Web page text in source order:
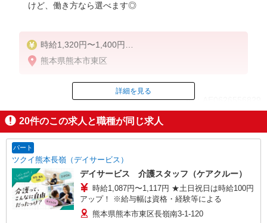
けど、働き方なら選べます◎
時給1,320円〜1,400円
◆無資格・経験者：時給1,320円〜
◆初任者研修・経験者：時給1,350円〜
◆介護福祉士：時給1,400円〜
※経験者は3ヶ月以上
※給与幅は経験・能力による
★週払いOK（規定あり）
熊本県熊本市東区
ID：AE0626556829
掲載期間終了
詳細を見る
20件のこの求人と職種が同じ求人
パート
ツクイ熊本長嶺（デイサービス）
デイサービス 介護スタッフ（ケアクルー）
時給1,087円〜1,117円 ★土日祝日は時給100円
アップ！ ※給与幅は資格・経験等による
熊本県熊本市東区長嶺南3-1-120